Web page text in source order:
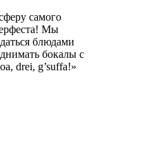
самого
Мы
блюдами
бокалы с
drei, g’suffa!»